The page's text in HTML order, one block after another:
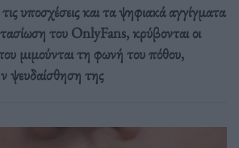
υποσχέσεις και τα ψηφιακά αγγίγματα
του OnlyFans, κρύβονται οι
μιμούνται τη φωνή του πόθου,
ψευδαίσθηση της